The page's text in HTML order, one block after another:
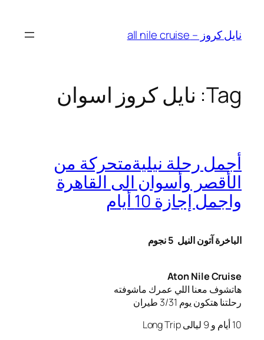
content
نايل كروز – all nile cruise
Tag: نايل كروز اسوان
أجمل رحلة نيليةمتحركة من
الأقصر وأسوان الى القاهرة
واجمل إجازة 10 أيام
الباخرة آتون النيل
Aton Nile Cruise
هاتشوف معنا اللي عمرك ماشوفته
رحلتنا هتكون يوم 3/31 طيران
10 أيام و 9 ليالى Long Trip